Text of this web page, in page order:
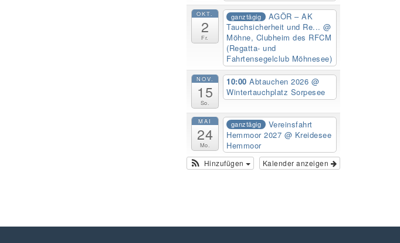
OKT.
2
Fr.
ganztägig
AGÖR – AK
Tauchsicherheit und Re...@
Möhne, Clubheim des RFCM
(Regatta- und
Fahrtensegelclub Möhnesee)
NOV.
15
So.
10:00Abtauchen 2026 @
Wintertauchplatz Sorpesee
MAI
24
Mo.
ganztägig
Vereinsfahrt
Hemmoor 2027 @ Kreidesee
Hemmoor
Kalender anzeigen
Hinzufügen